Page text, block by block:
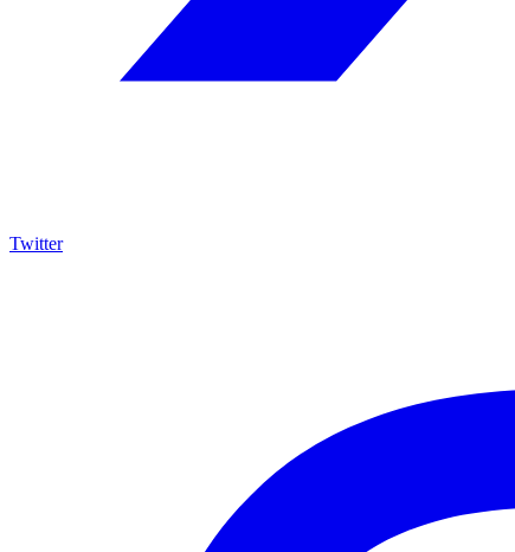
Twitter